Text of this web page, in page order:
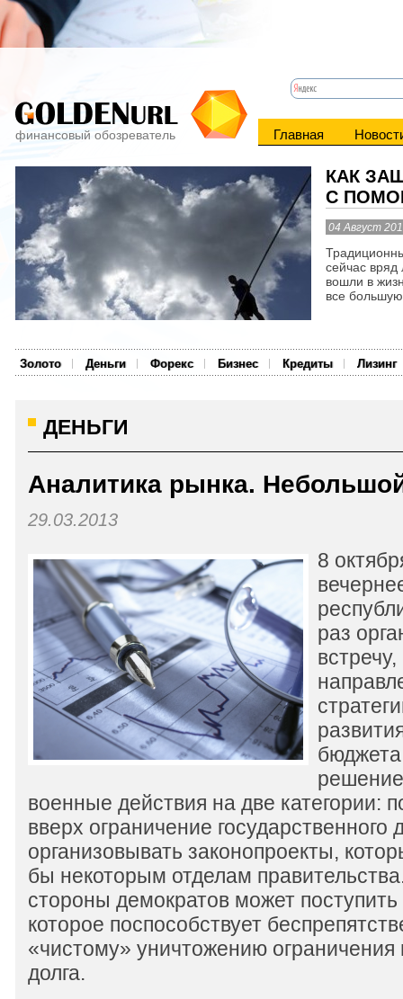
финансовый обозреватель Главная
КАК
С
04 Август
сейчас вряд
вошли в
все
Золото Деньги Форекс Бизнес Кредиты Лизинг
ДЕНЬГИ
Аналитика рынка.
29.03.2013
8
раз
военные действия на две категории:
вверх ограничение государственного
организовывать законопроекты,
бы некоторым отделам
стороны демократов может
которое поспособствует
«чистому» уничтожению ограничения
долга.